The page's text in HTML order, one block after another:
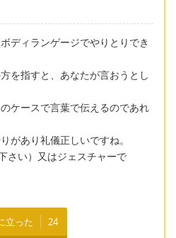
ディランゲージでやりとりでき
を指すと、あなたが言おうとし
ケースで言葉で伝えるのであれ
があり礼儀正しいですね。
さい）又はジェスチャーで
立った 24